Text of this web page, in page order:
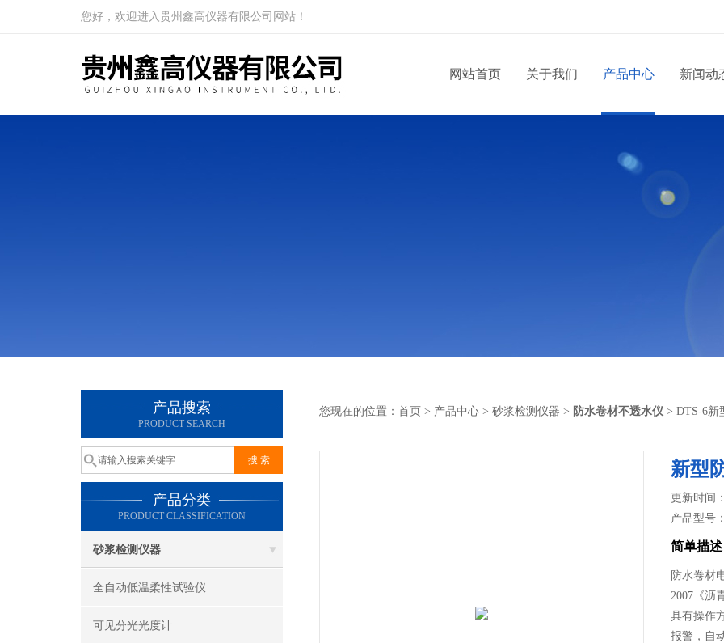
您好，欢迎进入贵州鑫高仪器有限公司网站！
网站首页 关于我们 产品中心 新闻动
产品搜索
PRODUCT SEARCH
产品分类
PRODUCT CLASSIFICATION
砂浆检测仪器
全自动低温柔性试验仪
可见分光光度计
您现在的位置： 首页 > 产品中心 > 砂浆检测仪器 > 防水卷材不透水仪 > DTS-6新
新型
更新时间
产品型号
简单描述
防水卷材
2007《沥
具有操作
报警，自